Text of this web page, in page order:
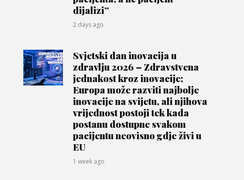
dijalizi”
2 days ago
Svjetski dan inovacija u
zdravlju 2026 – Zdravstvena
jednakost kroz inovacije;
Europa može razviti najbolje
inovacije na svijetu, ali njihova
vrijednost postoji tek kada
postanu dostupne svakom
pacijentu neovisno gdje živi u
EU
1 week ago